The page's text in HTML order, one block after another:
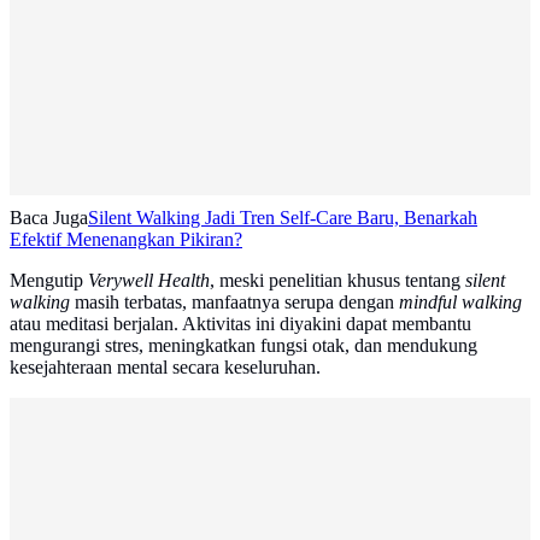
Baca JugaSilent Walking Jadi Tren Self-Care Baru, Benarkah
Efektif Menenangkan Pikiran?
Mengutip Verywell Health, meski penelitian khusus tentang silent
walking masih terbatas, manfaatnya serupa dengan mindful walking
atau meditasi berjalan. Aktivitas ini diyakini dapat membantu
mengurangi stres, meningkatkan fungsi otak, dan mendukung
kesejahteraan mental secara keseluruhan.